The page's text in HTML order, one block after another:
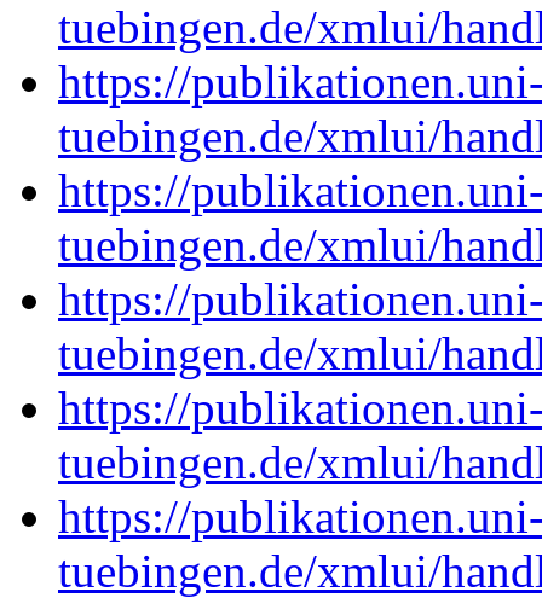
tuebingen.de/xmlui/
https://
tuebingen.de/xmlui/
https://
tuebingen.de/xmlui/
https://
tuebingen.de/xmlui/
https://
tuebingen.de/xmlui/
https://
tuebingen.de/xmlui/